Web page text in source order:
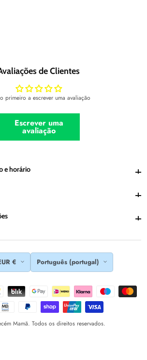
de Clientes
primeiro a escrever uma avaliação
Escrever uma
avaliação
e horáriolocalização e horário
Novidades e Promoções
Portugal EUR € Português (portugal)
Mamã. Todos os direitos reservados.